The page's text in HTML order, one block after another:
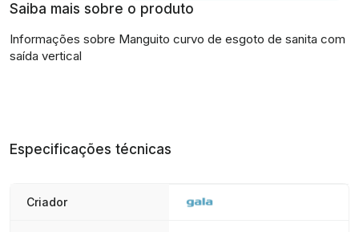
Saiba mais sobre o produto
Informações sobre Manguito curvo de esgoto de sanita com
saída vertical
Especificações técnicas
Criador